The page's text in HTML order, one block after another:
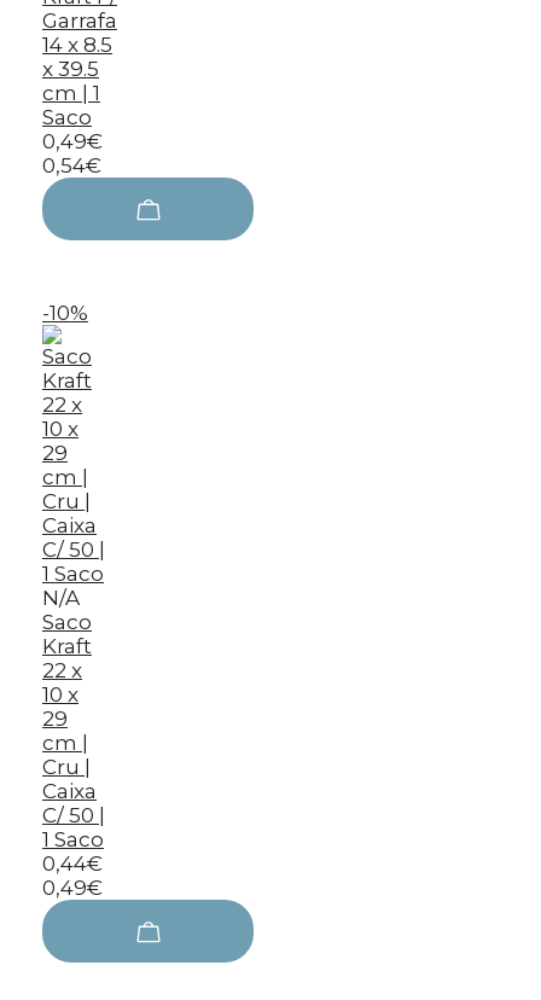
Garrafa
14 x 8.5
x 39.5
cm | 1
Saco
0,49€
0,54€
-10%
N/A
Saco
Kraft
22 x
10 x
29
cm |
Cru |
Caixa
C/ 50 |
1 Saco
0,44€
0,49€